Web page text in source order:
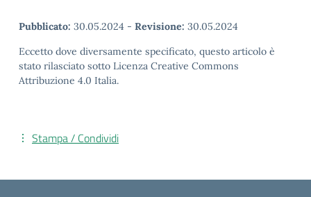
Pubblicato: 30.05.2024 - Revisione: 30.05.2024
Eccetto dove diversamente specificato, questo articolo è
stato rilasciato sotto Licenza Creative Commons
Attribuzione 4.0 Italia.
Stampa / Condividi